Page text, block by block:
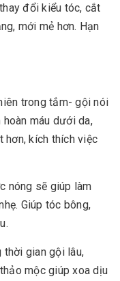
đổi kiểu tóc, cắt
mới mẻ hơn. Hạn
trong tắm- gội nói
máu dưới da,
hơn, kích thích việc
nóng sẽ giúp làm
Giúp tóc bông,
thời gian gội lâu,
mộc giúp xoa dịu